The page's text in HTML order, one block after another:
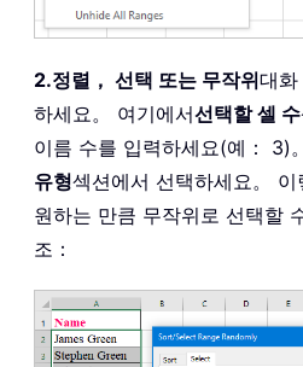
2.정렬， 선택 또는 무작위대화
하세요。 여기에서선택할 셀 수
이름 수를 입력하세요(예： 3)
유형섹션에서 선택하세요。
원하는 만큼 무작위로 선택할
조：